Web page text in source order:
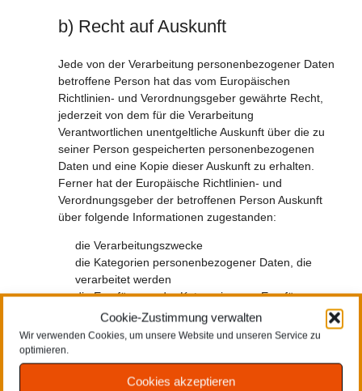
Cookie-Zustimmung verwalten
Wir verwenden Cookies, um unsere Website und unseren Service zu
optimieren.
Cookies akzeptieren
b) Recht auf Auskunft
Jede von der Verarbeitung personenbezogener Daten
betroffene Person hat das vom Europäischen
Richtlinien- und Verordnungsgeber gewährte Recht,
jederzeit von dem für die Verarbeitung
Verantwortlichen unentgeltliche Auskunft über die zu
seiner Person gespeicherten personenbezogenen
Daten und eine Kopie dieser Auskunft zu erhalten.
Ferner hat der Europäische Richtlinien- und
Verordnungsgeber der betroffenen Person Auskunft
über folgende Informationen zugestanden:
die Verarbeitungszwecke
die Kategorien personenbezogener Daten, die
verarbeitet werden
die Empfänger oder Kategorien von Empfängern,
gegenüber denen die personenbezogenen Daten
offengelegt worden sind oder noch offengelegt
Drittländern oder bei internationalen
Organisationen